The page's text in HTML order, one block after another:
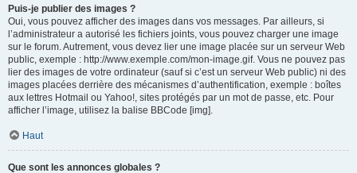
Puis-je publier des images ?
Oui, vous pouvez afficher des images dans vos messages. Par ailleurs, si
l’administrateur a autorisé les fichiers joints, vous pouvez charger une image
sur le forum. Autrement, vous devez lier une image placée sur un serveur Web
public, exemple : http://www.exemple.com/mon-image.gif. Vous ne pouvez pas
lier des images de votre ordinateur (sauf si c’est un serveur Web public) ni des
images placées derrière des mécanismes d’authentification, exemple : boîtes
aux lettres Hotmail ou Yahoo!, sites protégés par un mot de passe, etc. Pour
afficher l’image, utilisez la balise BBCode [img].
Haut
Que sont les annonces globales ?